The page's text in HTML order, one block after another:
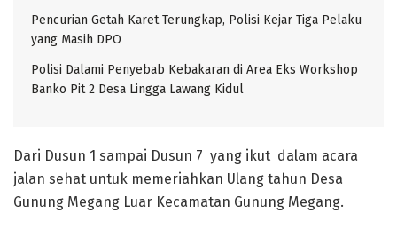
Pencurian Getah Karet Terungkap, Polisi Kejar Tiga Pelaku
yang Masih DPO
Polisi Dalami Penyebab Kebakaran di Area Eks Workshop
Banko Pit 2 Desa Lingga Lawang Kidul
Dari Dusun 1 sampai Dusun 7 yang ikut dalam acara
jalan sehat untuk memeriahkan Ulang tahun Desa
Gunung Megang Luar Kecamatan Gunung Megang.